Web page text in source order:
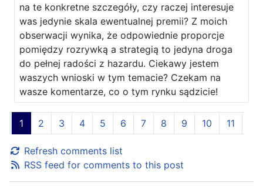
na te konkretne szczegóły, czy raczej interesuje
was jedynie skala ewentualnej premii? Z moich
obserwacji wynika, że odpowiednie proporcje
pomiędzy rozrywką a strategią to jedyna droga
do pełnej radości z hazardu. Ciekawy jestem
waszych wnioski w tym temacie? Czekam na
wasze komentarze, co o tym rynku sądzicie!
1 2 3 4 5 6 7 8 9 10 11
Refresh comments list
RSS feed for comments to this post